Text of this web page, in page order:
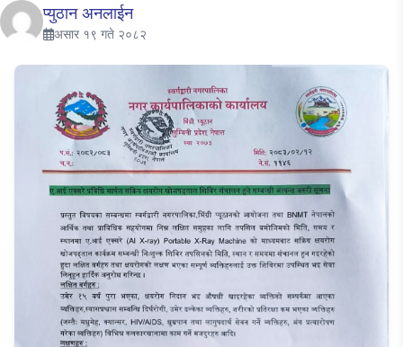
प्युठान अनलाईन
असार १९ गते २०८२